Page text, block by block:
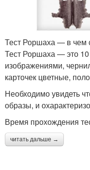
Тест Роршаха — в чем
Тест Роршаха — это
изображениями,
карточек цветные,
Необходимо увидеть
образы, и
Время прохождения
читать дальше →